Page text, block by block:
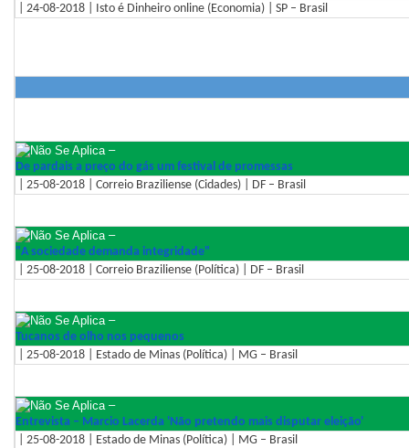
| 24-08-2018 | Isto é Dinheiro online (Economia) | SP – Brasil
–
De pardais a preço do gás um festival de promessas
| 25-08-2018 | Correio Braziliense (Cidades) | DF – Brasil
–
"A sociedade demanda integridade"
| 25-08-2018 | Correio Braziliense (Política) | DF – Brasil
–
Tucanos de olho nos pequenos
| 25-08-2018 | Estado de Minas (Política) | MG – Brasil
–
Entrevista – Marcio Lacerda 'Não pretendo mais disputar eleição'
| 25-08-2018 | Estado de Minas (Política) | MG – Brasil